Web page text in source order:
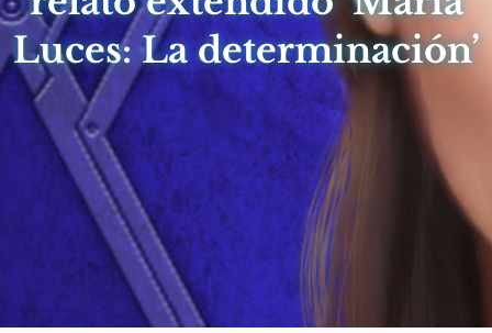
Luces: La determinación’